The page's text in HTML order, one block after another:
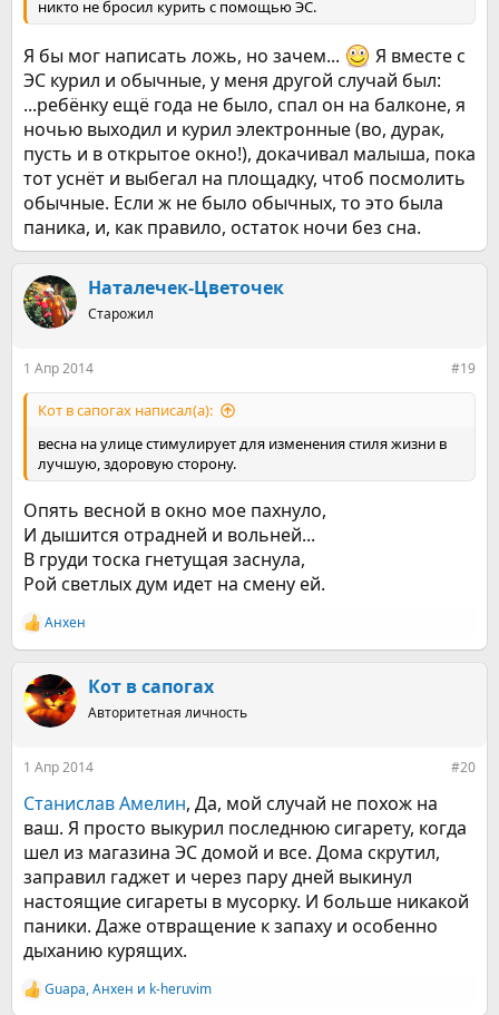
никто не бросил курить с помощью ЭС.
Я бы мог написать ложь, но зачем...
Я вместе с
ЭС курил и обычные, у меня другой случай был:
...ребёнку ещё года не было, спал он на балконе, я
ночью выходил и курил электронные (во, дурак,
пусть и в открытое окно!), докачивал малыша, пока
тот уснёт и выбегал на площадку, чтоб посмолить
обычные. Если ж не было обычных, то это была
паника, и, как правило, остаток ночи без сна.
Наталечек-Цветочек
Старожил
1 Апр 2014 #19
Кот в сапогах написал(а):
весна на улице стимулирует для изменения стиля жизни в
лучшую, здоровую сторону.
Опять весной в окно мое пахнуло,
И дышится отрадней и вольней...
В груди тоска гнетущая заснула,
Рой светлых дум идет на смену ей.
Р
е
к
ц
и
Анхен
Кот в сапогах
Авторитетная личность
1 Апр 2014 #20
Станислав Амелин, Да, мой случай не похож на
ваш. Я просто выкурил последнюю сигарету, когда
шел из магазина ЭС домой и все. Дома скрутил,
заправил гаджет и через пару дней выкинул
настоящие сигареты в мусорку. И больше никакой
паники. Даже отвращение к запаху и особенно
дыханию курящих.
Р
Guapa,Анхен и k-heruvim